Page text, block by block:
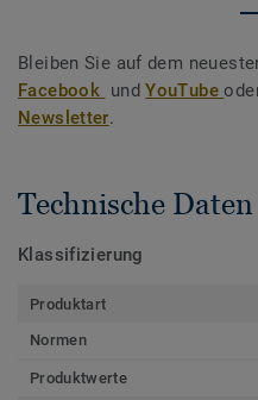
Bleiben Sie auf dem
Facebook undYouTube
Newsletter.
Technische Daten
Klassifizierung
Produktart
Normen
Produktwerte